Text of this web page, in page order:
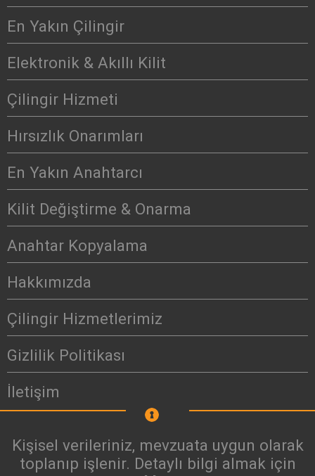
En Yakın Çilingir
Elektronik & Akıllı Kilit
Çilingir Hizmeti
Hırsızlık Onarımları
En Yakın Anahtarcı
Kilit Değiştirme & Onarma
Anahtar Kopyalama
Hakkımızda
Çilingir Hizmetlerimiz
Gizlilik Politikası
İletişim
Kişisel verileriniz, mevzuata uygun olarak
toplanıp işlenir. Detaylı bilgi almak için